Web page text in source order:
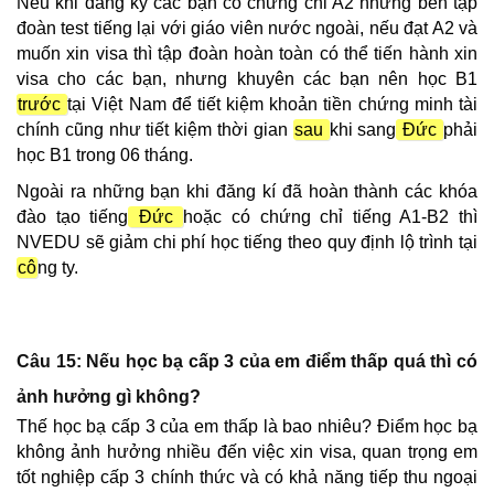
đoàn test tiếng lại với giáo viên nước ngoài, nếu đạt A2 và
muốn xin visa thì tập đoàn hoàn toàn có thể tiến hành xin
visa cho các bạn, nhưng khuyên các bạn nên học B1
trước tại Việt Nam để tiết kiệm khoản tiền chứng minh tài
chính cũng như tiết kiệm thời gian sau khi sang Đức phải
học B1 trong 06 tháng.
Ngoài ra những bạn khi đăng kí đã hoàn thành các khóa
đào tạo tiếng
Đức
hoặc có chứng chỉ tiếng A1-B2 thì
NVEDU sẽ giảm chi phí học tiếng theo quy định lộ trình tại
công ty.
Câu 15: Nếu học bạ cấp 3 của em điểm thấp quá thì có
ảnh hưởng gì không?
Thế học bạ cấp 3 của em thấp là bao nhiêu? Điểm học bạ
không ảnh hưởng nhiều đến việc xin visa, quan trọng em
tốt nghiệp cấp 3 chính thức và có khả năng tiếp thu ngoại